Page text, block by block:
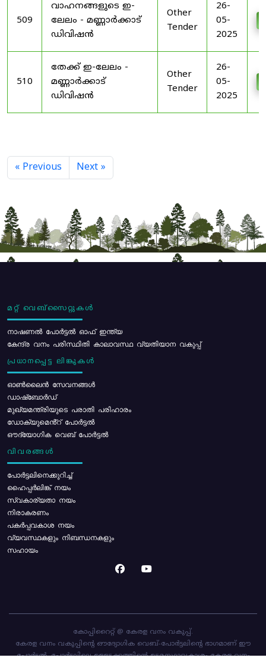
509
വാഹനങ്ങളുടെ ഇ-
ലേലം - മണ്ണാർക്കാട്
ഡിവിഷൻ
Other
Tender
26-
05-
2025
510
തേക്ക് ഇ-ലേലം -
മണ്ണാർക്കാട്
ഡിവിഷൻ
Other
Tender
26-
05-
2025
« Previous Next »
മറ്റ് വെബ്സൈറ്റുകൾ
നാഷണൽ പോർട്ടൽ ഓഫ് ഇന്ത്യ
കേന്ദ്ര വനം പരിസ്ഥിതി കാലാവസ്ഥ വ്യതിയാന വകുപ്പ്
പ്രധാനപ്പെട്ട ലിങ്കുകൾ
ഓൺലൈൻ സേവനങ്ങൾ
ഡാഷ്ബോർഡ്
മുഖ്യമന്ത്രിയുടെ പരാതി പരിഹാരം
ഡോക്യുമെൻ്റ് പോർട്ടൽ
ഔദ്യോഗിക വെബ് പോർട്ടൽ
വിവരങ്ങൾ
പോര്‍ട്ടലിനെക്കുറിച്ച്
ഹൈപ്പർലിങ്ക് നയം
സ്വകാര്യതാ നയം
നിരാകരണം
പകർപ്പവകാശ നയം
വ്യവസ്ഥകളും നിബന്ധനകളും
സഹായം
കോപ്പിറൈറ്റ് @ കേരള വനം വകുപ്പ്.
കേരള വനം വകുപ്പിന്റെ ഔദ്യോഗിക വെബ്-പോർട്ടലിന്റെ ഭാഗമാണ് ഈ
പോർട്ടൽ. പോർട്ടലിലെ ഉള്ളടക്കത്തിന്റെ ഉടമസ്ഥാവകാശം കേരള വനം